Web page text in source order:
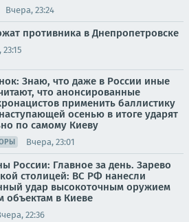
Вчера, 23:24
противника в Днепропетровске
Знаю, что даже в России иные
что анонсированные
применить баллистику
осенью в итоге ударят
по самому Киеву
Вчера, 23:01
России: Главное за день. Зарево
столицей: ВС РФ нанесли
удар высокоточным оружием
объектам в Киеве
22:36